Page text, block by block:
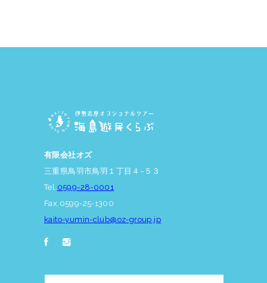
有限会社オズ
三重県鳥羽市鳥羽１丁目４−５３
Tel. 0599-28-0001
Fax.0599-25-1300
kaito-yumin-club@oz-group.jp